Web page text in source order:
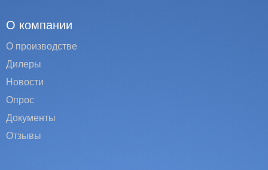
О компании
О производстве
Дилеры
Новости
Опрос
Документы
Отзывы